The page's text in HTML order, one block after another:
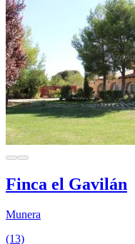
Finca el Gavilán
Munera
(13)